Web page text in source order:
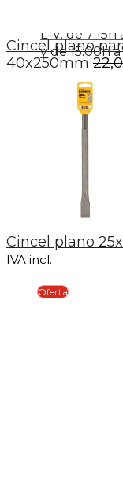
L-V: de 7:15h
y de 15:00h
Cincel plano
40x250mm
Cincel plano
IVA incl.
Oferta